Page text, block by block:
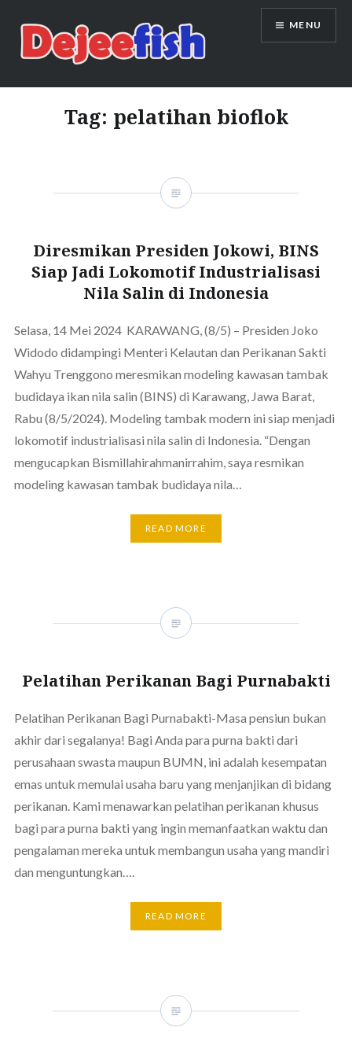
content
DEJEEFISH | PRODUSEN BENIH
IKAN BERKUALITAS INDONESIA
MENU
Tag: pelatihan bioflok
Diresmikan Presiden Jokowi, BINS
Siap Jadi Lokomotif Industrialisasi
Nila Salin di Indonesia
Selasa, 14 Mei 2024 KARAWANG, (8/5) – Presiden Joko
Widodo didampingi Menteri Kelautan dan Perikanan Sakti
Wahyu Trenggono meresmikan modeling kawasan tambak
budidaya ikan nila salin (BINS) di Karawang, Jawa Barat,
Rabu (8/5/2024). Modeling tambak modern ini siap menjadi
lokomotif industrialisasi nila salin di Indonesia. “Dengan
mengucapkan Bismillahirahmanirrahim, saya resmikan
modeling kawasan tambak budidaya nila…
READ MORE
Pelatihan Perikanan Bagi Purnabakti
Pelatihan Perikanan Bagi Purnabakti-Masa pensiun bukan
akhir dari segalanya! Bagi Anda para purna bakti dari
perusahaan swasta maupun BUMN, ini adalah kesempatan
emas untuk memulai usaha baru yang menjanjikan di bidang
perikanan. Kami menawarkan pelatihan perikanan khusus
bagi para purna bakti yang ingin memanfaatkan waktu dan
pengalaman mereka untuk membangun usaha yang mandiri
dan menguntungkan….
READ MORE